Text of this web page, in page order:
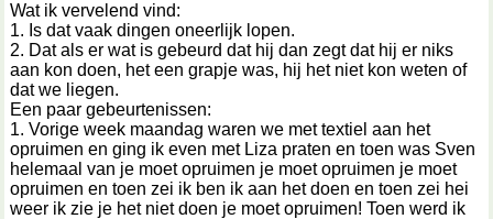
Wat ik vervelend vind:
1. Is dat vaak dingen oneerlijk lopen.
2. Dat als er wat is gebeurd dat hij dan zegt dat hij er niks
aan kon doen, het een grapje was, hij het niet kon weten of
dat we liegen.
Een paar gebeurtenissen:
1. Vorige week maandag waren we met textiel aan het
opruimen en ging ik even met Liza praten en toen was Sven
helemaal van je moet opruimen je moet opruimen je moet
opruimen en toen zei ik ben ik aan het doen en toen zei hei
weer ik zie je het niet doen je moet opruimen! Toen werd ik